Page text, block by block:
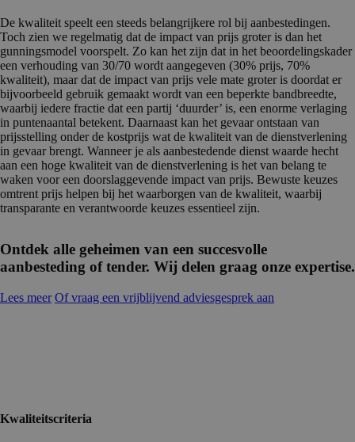
De kwaliteit speelt een steeds belangrijkere rol bij aanbestedingen.
Toch zien we regelmatig dat de impact van prijs groter is dan het
gunningsmodel voorspelt. Zo kan het zijn dat in het beoordelingskader
een verhouding van 30/70 wordt aangegeven (30% prijs, 70%
kwaliteit), maar dat de impact van prijs vele mate groter is doordat er
bijvoorbeeld gebruik gemaakt wordt van een beperkte bandbreedte,
waarbij iedere fractie dat een partij ‘duurder’ is, een enorme verlaging
in puntenaantal betekent. Daarnaast kan het gevaar ontstaan van
prijsstelling onder de kostprijs wat de kwaliteit van de dienstverlening
in gevaar brengt. Wanneer je als aanbestedende dienst waarde hecht
aan een hoge kwaliteit van de dienstverlening is het van belang te
waken voor een doorslaggevende impact van prijs. Bewuste keuzes
omtrent prijs helpen bij het waarborgen van de kwaliteit, waarbij
transparante en verantwoorde keuzes essentieel zijn.
Ontdek alle geheimen van een succesvolle
aanbesteding of tender. Wij delen graag onze expertise.
Lees meer Of vraag een vrijblijvend adviesgesprek aan
Kwaliteitscriteria